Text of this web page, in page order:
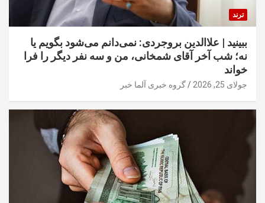
ترند
ببینید | علاالدین بروجردی: نمی‌دانم می‌شود بگویم یا
نه؛ شب آخر آقای شمخانی، من و سه نفر دیگر را فرا
خواند
جولای 25, 2026 گروه خبری آلما خبر